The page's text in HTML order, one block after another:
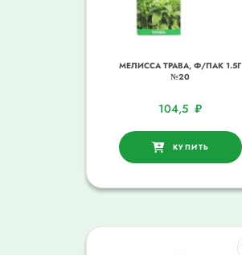
МЕЛИССА ТРАВА, Ф/ПАК 1.5Г
№20
104,5 ₽
КУПИТЬ